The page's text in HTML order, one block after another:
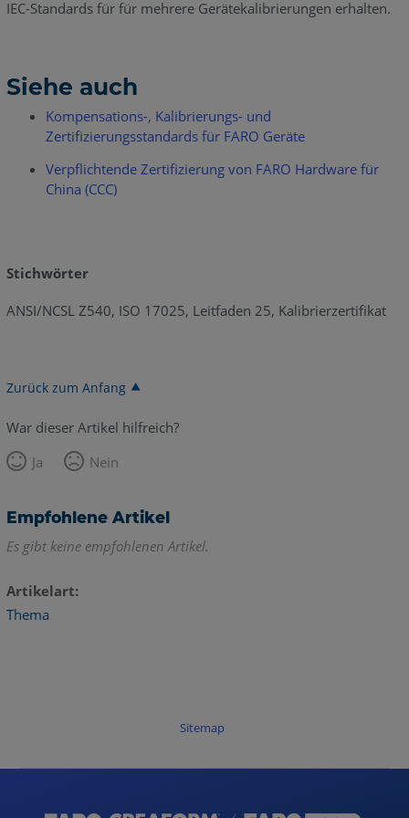
IEC-Standards für für mehrere Gerätekalibrierungen erhalten.
Siehe auch
Kompensations-, Kalibrierungs- und
Zertifizierungsstandards für FARO Geräte
Verpflichtende Zertifizierung von FARO Hardware für
China (CCC)
Stichwörter
ANSI/NCSL Z540, ISO 17025, Leitfaden 25, Kalibrierzertifikat
Zurück zum Anfang
War dieser Artikel hilfreich?
Ja
Nein
Empfohlene Artikel
Es gibt keine empfohlenen Artikel.
Artikelart
Thema
Sitemap